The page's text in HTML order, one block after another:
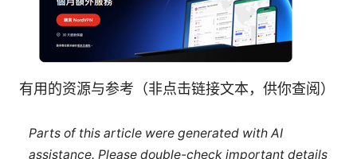
有用的资源与参考（非点击链接文本，供你查阅）
Parts of this article were generated with AI
assistance. Please double-check important details